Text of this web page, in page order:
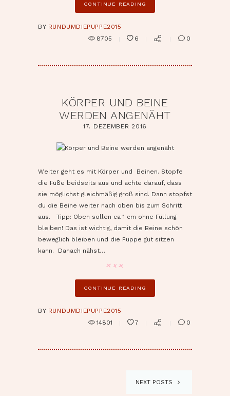
CONTINUE READING
BY RUNDUMDIEPUPPE2015
8705
6 0
KÖRPER UND BEINE
WERDEN ANGENÄHT
17. DEZEMBER 2016
Weiter geht es mit Körper und Beinen. Stopfe
die Füße beidseits aus und achte darauf, dass
sie möglichst gleichmäßig groß sind. Dann stopfst
du die Beine weiter nach oben bis zum Schritt
aus. Tipp: Oben sollen ca 1 cm ohne Füllung
bleiben! Das ist wichtig, damit die Beine schön
beweglich bleiben und die Puppe gut sitzen
kann. Danach nähst…
CONTINUE READING
BY RUNDUMDIEPUPPE2015
14801
7 0
NEXT POSTS